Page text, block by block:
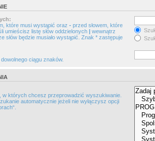
które musi wystąpić oraz - przed słowem, które
umieścisz listę słów oddzielonych | wewnątrz
słów będzie musiało wystąpić. Znak * zastępuje
ciągu znaków.
w których chcesz przeprowadzić wyszukiwanie.
automatycznie jeżeli nie wyłączysz opcji